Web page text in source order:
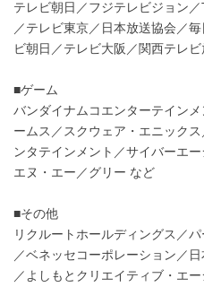
テレビ朝日／フジテレビジョン
／テレビ東京／日本放送協会／
ビ朝日／テレビ大阪／関西テレ
■ゲーム
バンダイナムコエンターテイン
ームス／スクウェア・エニック
ンタテインメント／サイバーエ
エヌ・エー／グリー など
■その他
リクルートホールディングス／
／ベネッセコーポレーション／
／よしもとクリエイティブ・エ